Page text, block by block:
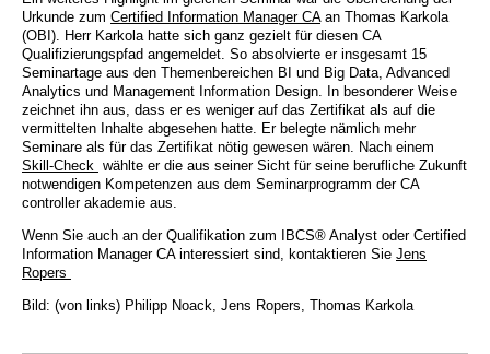
Urkunde zum Certified Information Manager CAan Thomas Karkola
(OBI). Herr Karkola hatte sich ganz gezielt für diesen CA
Qualifizierungspfad angemeldet. So absolvierte er insgesamt 15
Seminartage aus den Themenbereichen BI und Big Data, Advanced
Analytics und Management Information Design. In besonderer Weise
zeichnet ihn aus, dass er es weniger auf das Zertifikat als auf die
vermittelten Inhalte abgesehen hatte. Er belegte nämlich mehr
Seminare als für das Zertifikat nötig gewesen wären. Nach einem
Skill-Check wählte er die aus seiner Sicht für seine berufliche Zukunft
notwendigen Kompetenzen aus dem Seminarprogramm der CA
controller akademie aus.
Wenn Sie auch an der Qualifikation zum IBCS® Analyst oder Certified
Information Manager CA interessiert sind, kontaktieren Sie Jens
Ropers
Bild: (von links) Philipp Noack, Jens Ropers, Thomas Karkola